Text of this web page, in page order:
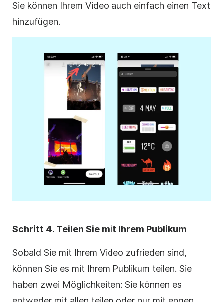
Sie können Ihrem Video auch einfach einen Text
hinzufügen.
Schritt 4. Teilen Sie mit Ihrem Publikum
Sobald Sie mit Ihrem Video zufrieden sind,
können Sie es mit Ihrem Publikum teilen. Sie
haben zwei Möglichkeiten: Sie können es